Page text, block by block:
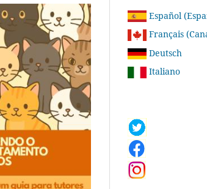
Español
Français
Deutsch
Italiano